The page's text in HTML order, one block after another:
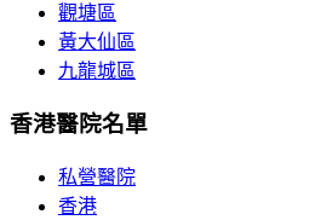
觀塘區
黃大仙區
九龍城區
香港醫院名單
私營醫院
香港